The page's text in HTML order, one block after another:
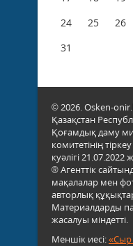
24
25 26
31
© 2026. Osken-
Қазақстан
Қоғамдық даму
комитетінің
куәлігі
® Агенттік
мақалалар мен
авторлық
Материалдарды
жасалуы міндетті.
Меншік иесі:«Сыр